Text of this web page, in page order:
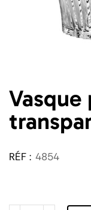
Vasque
RÉF : 4854